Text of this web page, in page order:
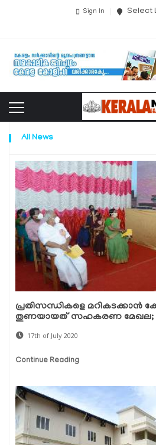
Sign In Select
All News
പ്രതിസന്ധികളെ മറികടക്കാന്‍
തുണയായത് സഹകരണ മേഖല;
17th of July 2020
Continue Reading